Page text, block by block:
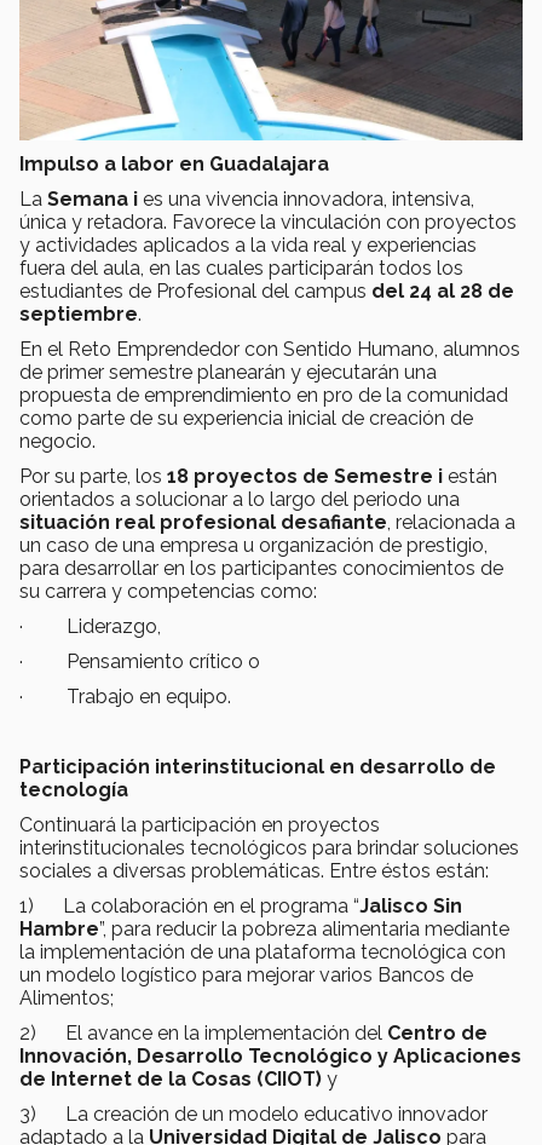
Impulso a labor en Guadalajara
La Semana i es una vivencia innovadora, intensiva,
única y retadora. Favorece la vinculación con proyectos
y actividades aplicados a la vida real y experiencias
fuera del aula, en las cuales participarán todos los
estudiantes de Profesional del campus del 24 al 28 de
septiembre.
En el Reto Emprendedor con Sentido Humano, alumnos
de primer semestre planearán y ejecutarán una
propuesta de emprendimiento en pro de la comunidad
como parte de su experiencia inicial de creación de
negocio.
Por su parte, los 18 proyectos de Semestre i están
orientados a solucionar a lo largo del periodo una
situación real profesional desafiante, relacionada a
un caso de una empresa u organización de prestigio,
para desarrollar en los participantes conocimientos de
su carrera y competencias como:
· Liderazgo,
· Pensamiento crítico o
· Trabajo en equipo.
Participación interinstitucional en desarrollo de
tecnología
Continuará la participación en proyectos
interinstitucionales tecnológicos para brindar soluciones
sociales a diversas problemáticas. Entre éstos están:
1) La colaboración en el programa “Jalisco Sin
Hambre”, para reducir la pobreza alimentaria mediante
la implementación de una plataforma tecnológica con
un modelo logístico para mejorar varios Bancos de
Alimentos;
2) El avance en la implementación del Centro de
Innovación, Desarrollo Tecnológico y Aplicaciones
de Internet de la Cosas (CIIOT) y
3) La creación de un modelo educativo innovador
adaptado a la Universidad Digital de Jalisco para